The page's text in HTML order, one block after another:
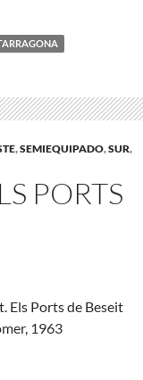
,SEMIEQUIPADO,SUR,
PORTS
Els Ports de Beseit
1963